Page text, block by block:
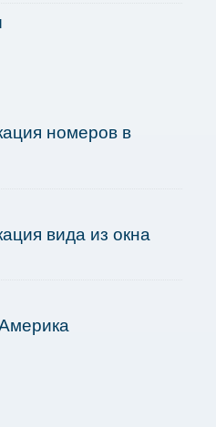
номеров в
вида из окна